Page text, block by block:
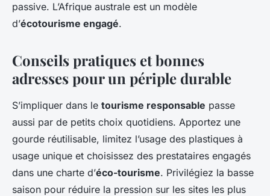
passive. L’Afrique australe est un modèle
d’écotourisme engagé.
Conseils pratiques et bonnes
adresses pour un périple durable
S’impliquer dans le tourisme responsable passe
aussi par de petits choix quotidiens. Apportez une
gourde réutilisable, limitez l’usage des plastiques à
usage unique et choisissez des prestataires engagés
dans une charte d’éco-tourisme. Privilégiez la basse
saison pour réduire la pression sur les sites les plus